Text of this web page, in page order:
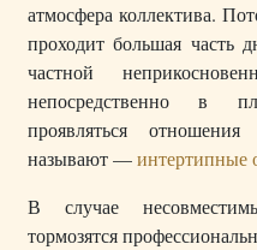
атмосфера коллектива.
проходит большая часть
частной
непосредственно в
проявляться
называют —интертипные
В случае
тормозятся